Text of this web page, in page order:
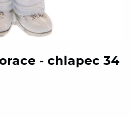
- chlapec 34